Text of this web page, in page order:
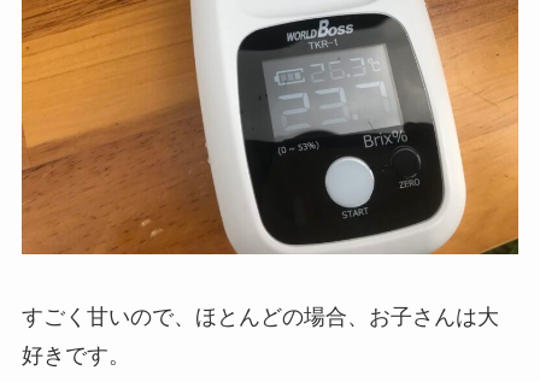
すごく甘いので、ほとんどの場合、お子さんは大
好きです。